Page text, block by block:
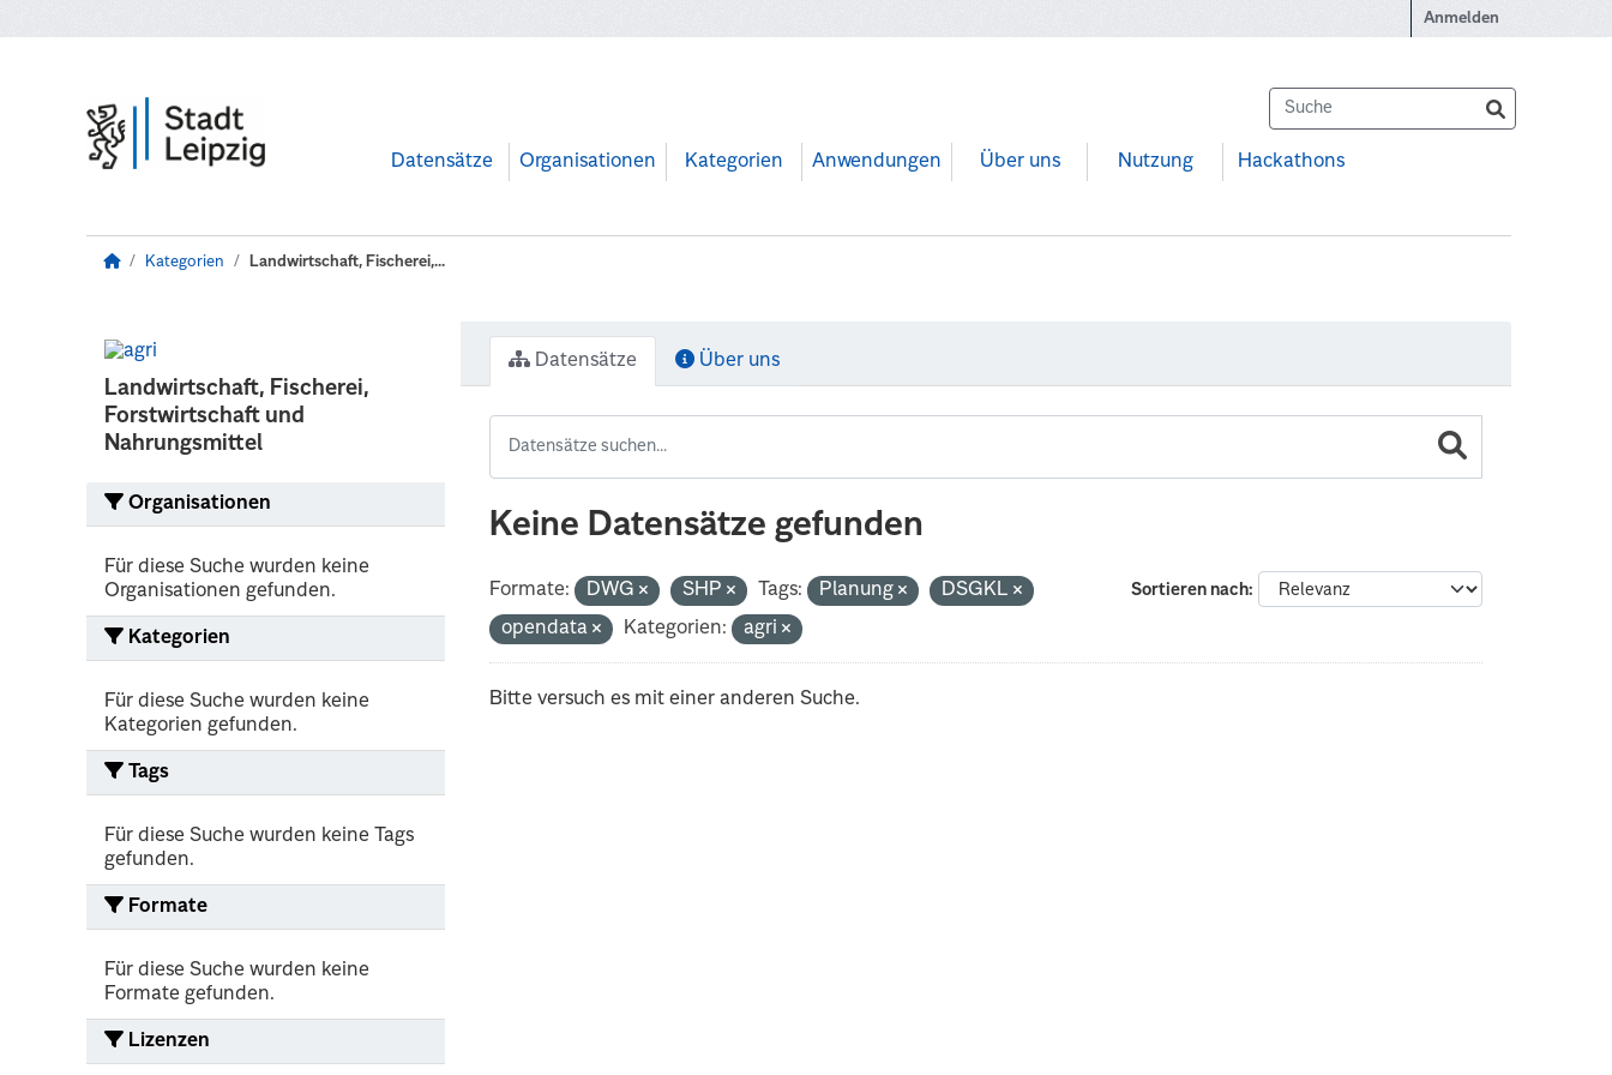
Anmelden
Datensätze Organisationen Kategorien Anwendungen Über uns Nutzung Hackathons
Kategorien Landwirtschaft, Fischerei,...
Landwirtschaft, Fischerei,
Forstwirtschaft und
Nahrungsmittel
Organisationen
Für diese Suche wurden keine
Organisationen gefunden.
Kategorien
Für diese Suche wurden keine
Kategorien gefunden.
Tags
Für diese Suche wurden keine Tags
gefunden.
Formate
Für diese Suche wurden keine
Formate gefunden.
Lizenzen
Datensätze Über uns
Keine Datensätze gefunden
Sortieren nach
Formate: DWG SHP Tags: Planung
DSGKL
opendata
Kategorien: agri
Bitte versuch es mit einer anderen Suche.